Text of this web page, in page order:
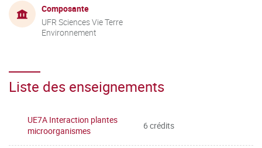
Composante
UFR Sciences Vie Terre
Environnement
Liste des enseignements
UE7A Interaction plantes
microorganismes
6 crédits